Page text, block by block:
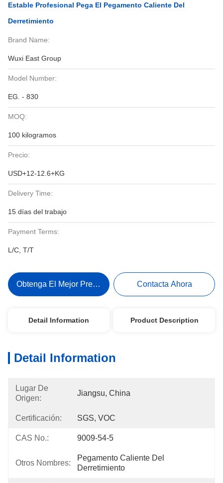
Estable Profesional Pega El Pegamento Caliente Del
Derretimiento
Brand Name:
Wuxi East Group
Model Number:
EG. - 830
MOQ:
100 kilogramos
Precio:
USD+12-12.6+KG
Delivery Time:
15 días del trabajo
Payment Terms:
L/C, T/T
Obtenga El Mejor Precio Contacta Ahora
Detail Information Product Description
Detail Information
Lugar De
Origen:
Jiangsu, China
Certificación: SGS, VOC
CAS No.: 9009-54-5
Otros Nombres:
Pegamento Caliente Del
Derretimiento